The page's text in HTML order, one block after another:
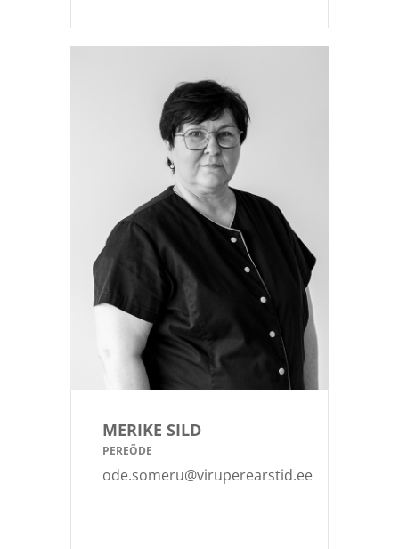
MERIKE SILD
PEREÕDE
ode.someru@viruperearstid.ee